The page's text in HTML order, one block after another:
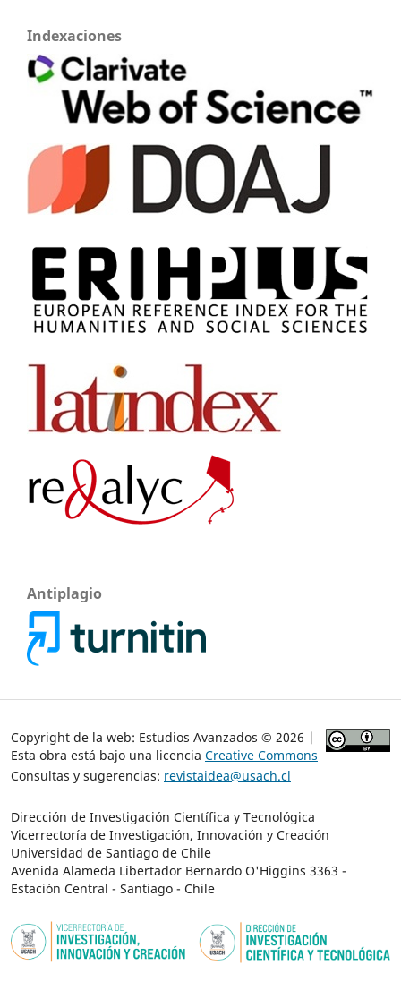
Indexaciones
Antiplagio
Copyright de la web: Estudios Avanzados © 2026 |
Esta obra está bajo una licencia Creative Commons
Consultas y sugerencias: revistaidea@usach.cl
Dirección de Investigación Científica y Tecnológica
Vicerrectoría de Investigación, Innovación y Creación
Universidad de Santiago de Chile
Avenida Alameda Libertador Bernardo O'Higgins 3363 -
Estación Central - Santiago - Chile